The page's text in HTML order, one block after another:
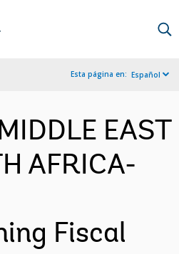
Esta página en: Español
EAST
AFRICA-
Fiscal